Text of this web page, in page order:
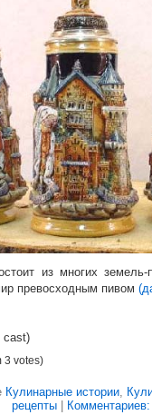
из многих
превосходным пивом
cast)
3 votes)
Кулинарные истории,
рецепты|